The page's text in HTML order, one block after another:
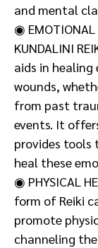
and mental
◉ EMOTIONAL
KUNDALINI
aids in
wounds,
from past
events. It
provides
heal these
◉ PHYSICAL
form of Reiki
promote
channeling